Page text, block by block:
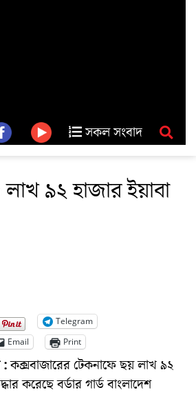
সকল সংবাদ
৯২ হাজার ইয়াবা
Telegram
Email Print
:কক্সবাজারের টেকনাফে ছয় লাখ ৯২
করেছে বর্ডার গার্ড বাংলাদেশ